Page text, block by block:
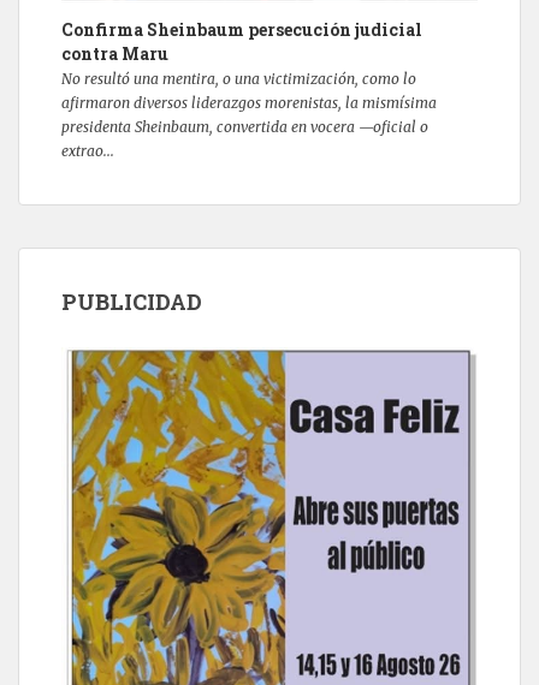
Confirma Sheinbaum persecución judicial
contra Maru
No resultó una mentira, o una victimización, como lo
afirmaron diversos liderazgos morenistas, la mismísima
presidenta Sheinbaum, convertida en vocera —oficial o
extrao...
PUBLICIDAD